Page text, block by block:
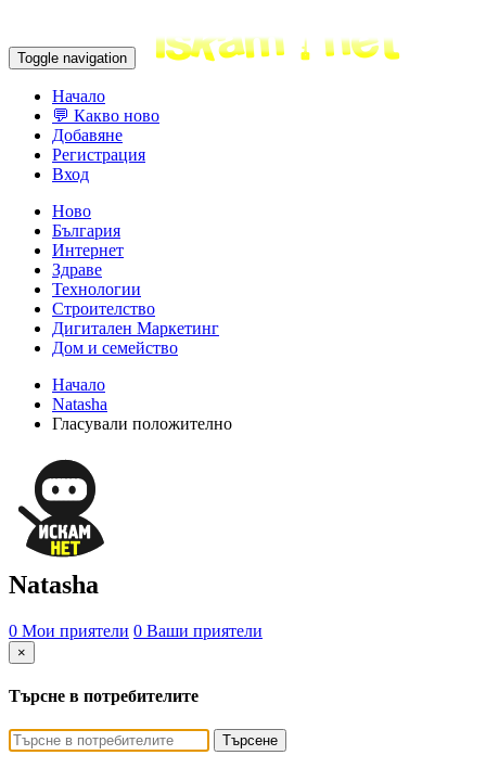
Toggle navigation
Начало
💬 Какво ново
Добавяне
Регистрация
Вход
Ново
България
Интернет
Здраве
Технологии
Строителство
Дигитален Маркетинг
Дом и семейство
Начало
Natasha
Гласували положително
Natasha
0 Мои приятели 0 Ваши приятели
×
Търсне в потребителите
Търсене